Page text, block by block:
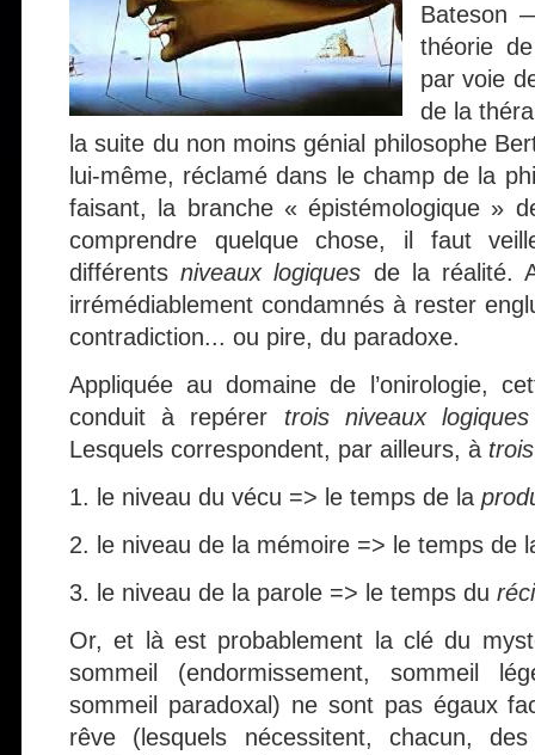
Bateson
théorie
par voie
de la
la suite du non moins génial philosophe
lui-même, réclamé dans le champ de la
faisant, la branche « épistémologique »
comprendre quelque chose, il faut
différentsniveaux logiques de la réalité.
irrémédiablement condamnés à rester
contradiction... ou pire, du paradoxe.
Appliquée au domaine de l’onirologie,
conduit à repérer trois niveaux logiques
Lesquels correspondent, par ailleurs, à
1. le niveau du vécu => le temps de la
2. le niveau de la mémoire => le temps de
3. le niveau de la parole => le temps du
Or, et là est probablement la clé du
sommeil (endormissement, sommeil
sommeil paradoxal) ne sont pas égaux
rêve (lesquels nécessitent, chacun,